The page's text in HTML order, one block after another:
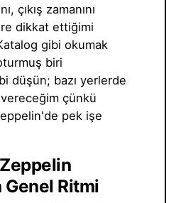
çıkış zamanını
dikkat ettiğimi
gibi okumak
biri
düşün; bazı yerlerde
çünkü
pek işe
Ritmi